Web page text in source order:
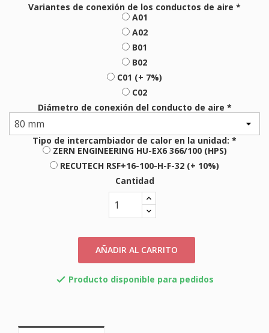
Variantes de conexión de los conductos de aire *
A01
A02
B01
B02
C01 (+ 7%)
C02
Diámetro de conexión del conducto de aire *
Tipo de intercambiador de calor en la unidad: *
ZERN ENGINEERING HU-EX6 366/100 (HPS)
RECUTECH RSF+16-100-H-F-32 (+ 10%)
Cantidad
AÑADIR AL CARRITO
 Producto disponible para pedidos